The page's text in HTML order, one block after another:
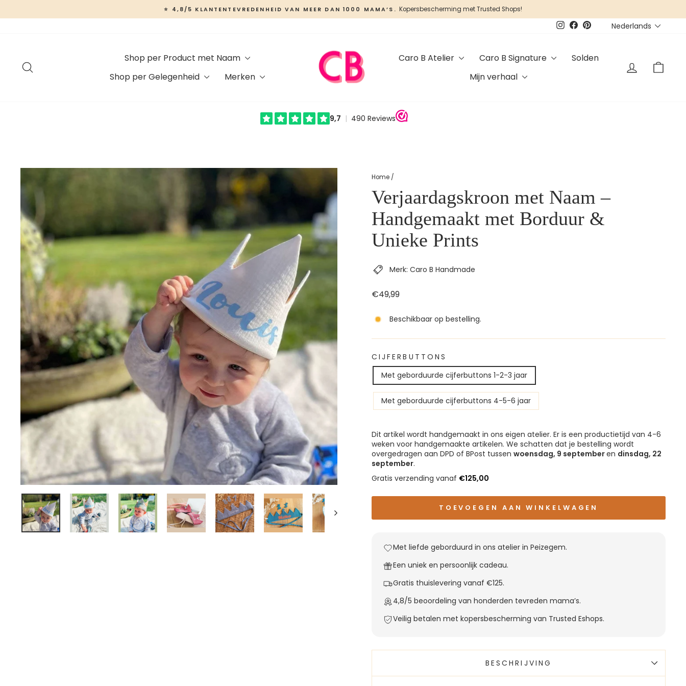
Slideshow
⭐ 4,8/5 KLANTENTEVREDENHEID VAN MEER DAN 1000 MAMA’S. Kopersbescherming met Trusted Shops!
Instagram
FacebookPinterestTaal
Nederlands
Shop per Product met Naam
Shop per Gelegenheid
Merken
Caro B Atelier Caro B Signature
Solden
Mijn verhaal
Inloggen
Home /
Verjaardagskroon met Naam –
Handgemaakt met Borduur &
Unieke Prints
Merk: Caro B Handmade
Reguliere
€49,99
Beschikbaar op bestelling.
CIJFERBUTTONS
Met geborduurde cijferbuttons 1-2-3 jaar
Met geborduurde cijferbuttons 4-5-6 jaar
Dit artikel wordt handgemaakt in ons eigen atelier. Er is een productietijd van 4-6
weken voor handgemaakte artikelen. We schatten dat je bestelling wordt
overgedragen aan DPD of BPost tussen woensdag, 9 septemberen dinsdag, 22
september.
Gratis verzending vanaf €125,00
TOEVOEGEN AAN WINKELWAGEN
Met liefde geborduurd in ons atelier in Peizegem.
Een uniek en persoonlijk cadeau.
Gratis thuislevering vanaf €125.
4,8/5 beoordeling van honderden tevreden mama’s.
Veilig betalen met kopersbescherming van Trusted Eshops.
BESCHRIJVING